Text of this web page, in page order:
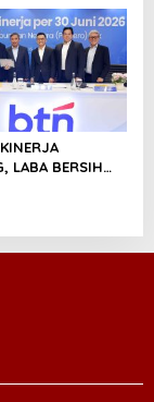
Risiko
Internasional
LABA BERSIH